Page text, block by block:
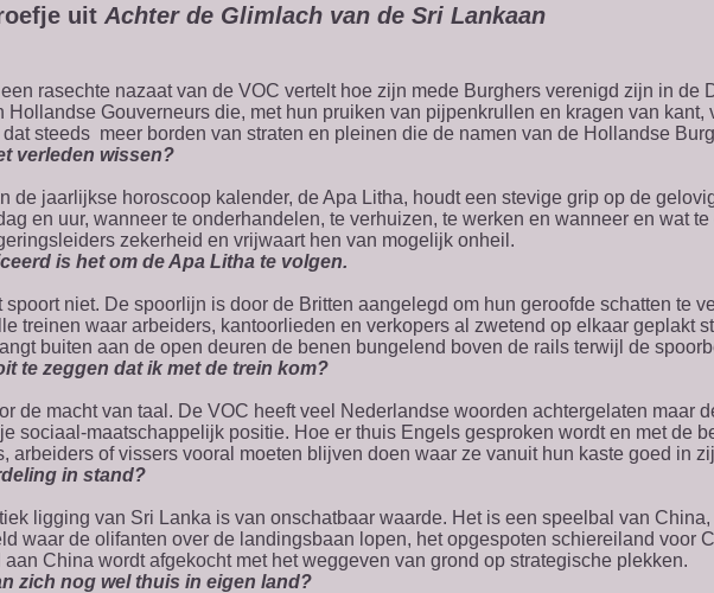
uit Achter de Glimlach van de Sri Lankaan
rasechte nazaat van de VOC vertelt hoe zijn mede Burghers verenigd zijn in de
Hollandse Gouverneurs die, met hun pruiken van pijpenkrullen en kragen van kant,
steeds meer borden van straten en pleinen die de namen van de Hollandse
verleden wissen?
de jaarlijkse horoscoop kalender, de Apa Litha, houdt een stevige grip op de
en uur, wanneer te onderhandelen, te verhuizen, te werken en wanneer en wat
zekerheid en vrijwaart hen van mogelijk onheil.
is het om de Apa Litha te volgen.
spoort niet. De spoorlijn is door de Britten aangelegd om hun geroofde schatten te
treinen waar arbeiders, kantoorlieden en verkopers al zwetend op elkaar geplakt
buiten aan de open deuren de benen bungelend boven de rails terwijl de
te zeggen dat ik met de trein kom?
de macht van taal. De VOC heeft veel Nederlandse woorden achtergelaten maar
sociaal-maatschappelijk positie. Hoe er thuis Engels gesproken wordt en met de
arbeiders of vissers vooral moeten blijven doen waar ze vanuit hun kaste goed in
in stand?
ligging van Sri Lanka is van onschatbaar waarde. Het is een speelbal van
waar de olifanten over de landingsbaan lopen, het opgespoten schiereiland voor
China wordt afgekocht met het weggeven van grond op strategische plekken.
zich nog wel thuis in eigen land?